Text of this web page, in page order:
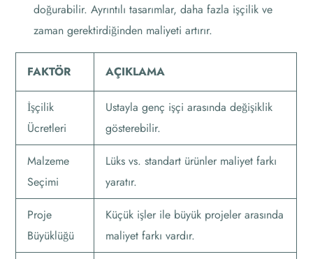
doğurabilir. Ayrıntılı tasarımlar, daha fazla işçilik ve
zaman gerektirdiğinden maliyeti artırır.
FAKTÖR AÇIKLAMA
İşçilik
Ücretleri
Ustayla genç işçi arasında değişiklik
gösterebilir.
Malzeme
Seçimi
Lüks vs. standart ürünler maliyet farkı
yaratır.
Proje
Büyüklüğü
Küçük işler ile büyük projeler arasında
maliyet farkı vardır.